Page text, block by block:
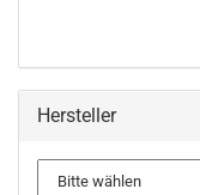
Hersteller